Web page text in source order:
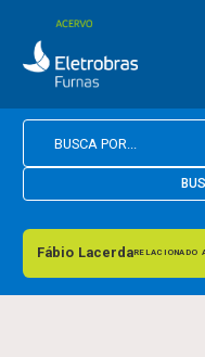
Fábio LacerdaRELACIONADO